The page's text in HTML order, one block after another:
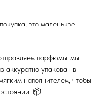
это маленькое
парфюмы, мы
аккуратно упакован в
наполнителем, чтобы
📦